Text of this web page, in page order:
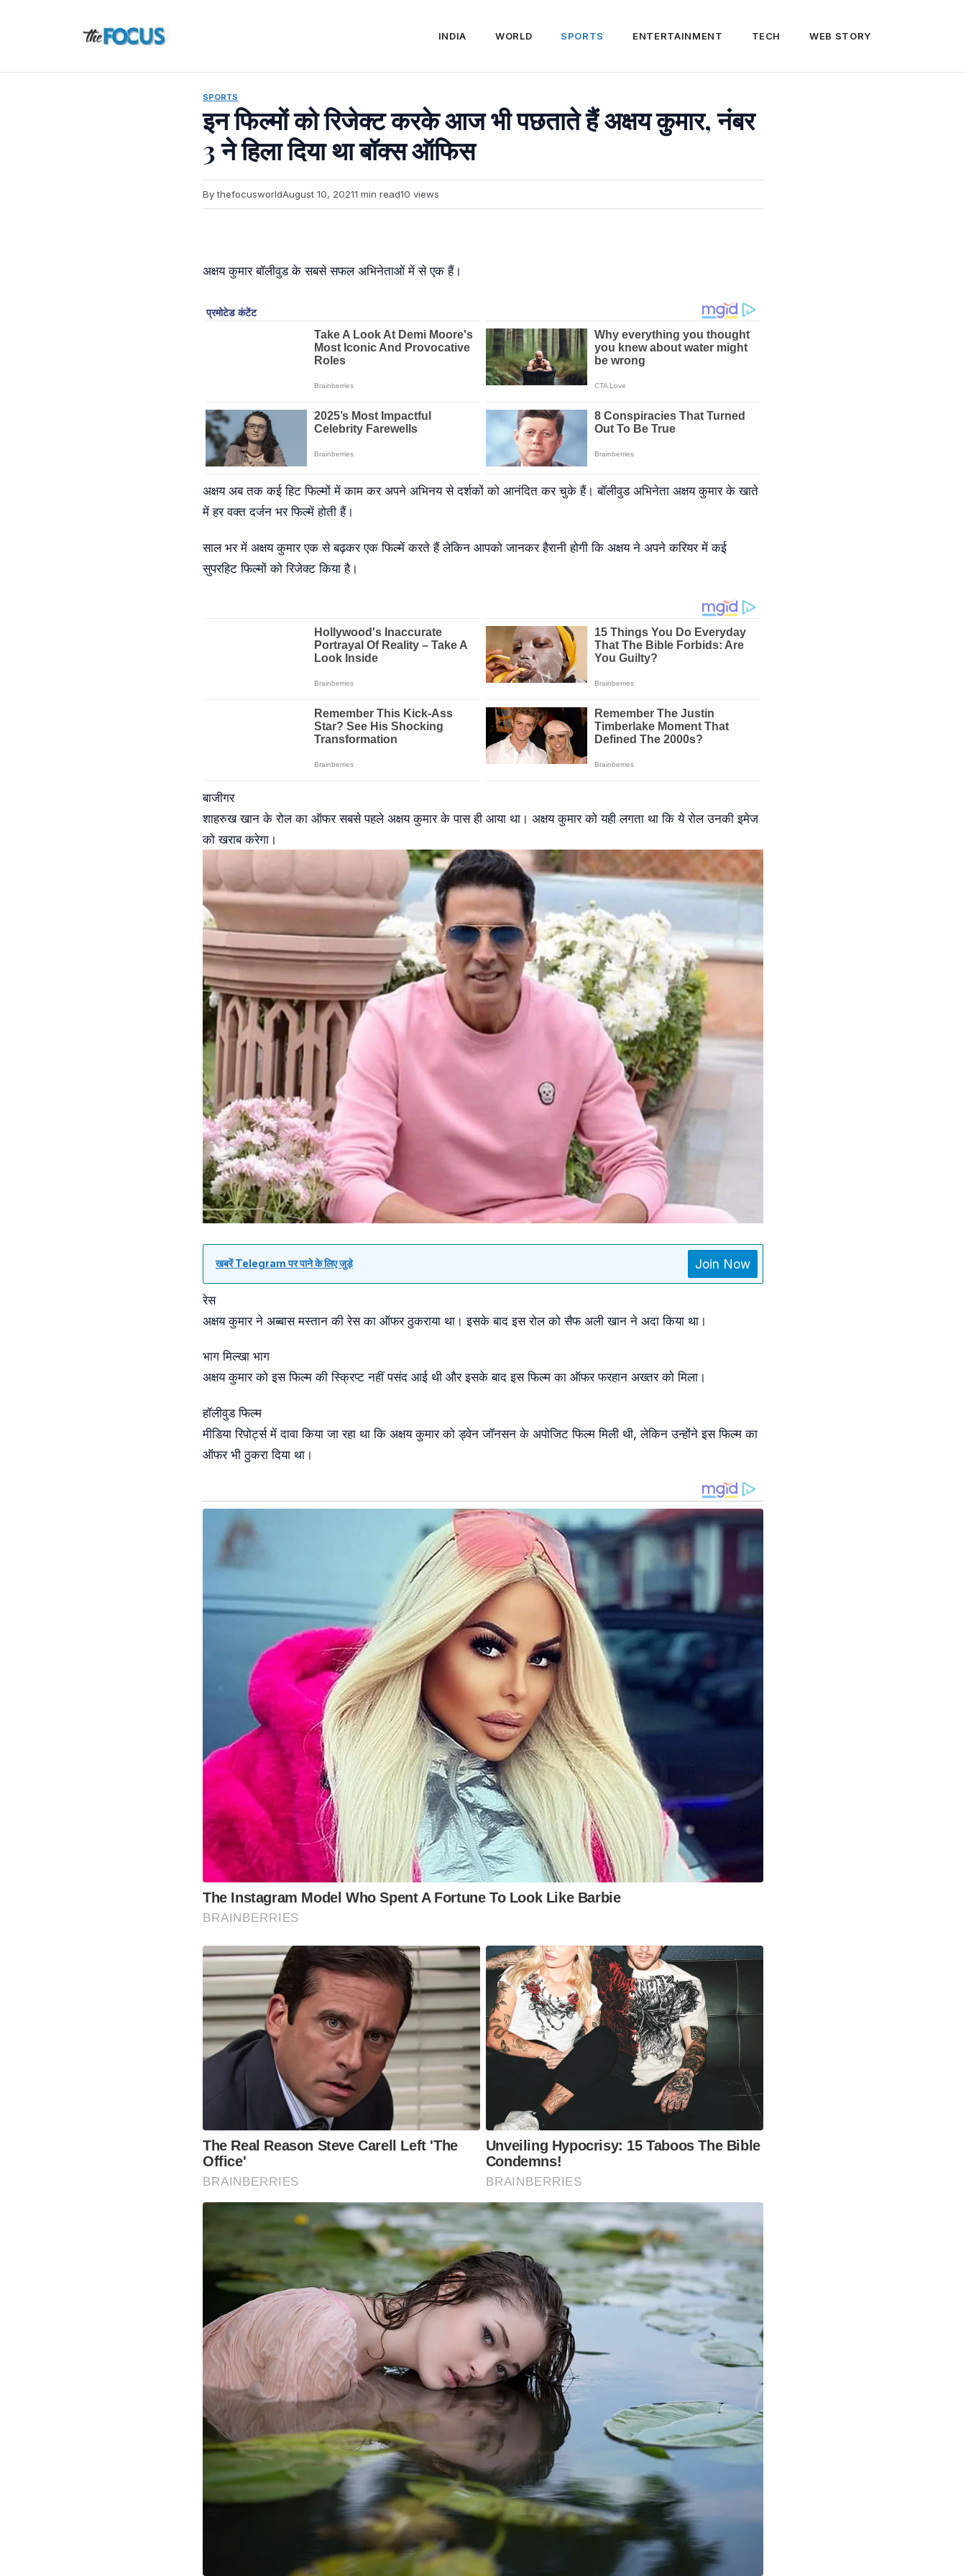
INDIA WORLD SPORTS ENTERTAINMENT TECH WEB STORY
SPORTS
इन फिल्मों को रिजेक्ट करके आज भी पछताते हैं अक्षय कुमार, नंबर
3 ने हिला दिया था बॉक्स ऑफिस
By thefocusworldAugust 10, 20211 min read10 views
अक्षय कुमार बॉलीवुड के सबसे सफल अभिनेताओं में से एक हैं।
अक्षय अब तक कई हिट फिल्मों में काम कर अपने अभिनय से दर्शकों को आनंदित कर चुके हैं। बॉलीवुड अभिनेता अक्षय कुमार के खाते
में हर वक्त दर्जन भर फिल्में होती हैं।
साल भर में अक्षय कुमार एक से बढ़कर एक फिल्में करते हैं लेकिन आपको जानकर हैरानी होगी कि अक्षय ने अपने करियर में कई
सुपरहिट फिल्मों को रिजेक्ट किया है।
बाजीगर
शाहरुख खान के रोल का ऑफर सबसे पहले अक्षय कुमार के पास ही आया था। अक्षय कुमार को यही लगता था कि ये रोल उनकी इमेज
को खराब करेगा।
खबरें Telegram पर पाने के लिए जुड़े Join Now
रेस
अक्षय कुमार ने अब्बास मस्तान की रेस का ऑफर ठुकराया था। इसके बाद इस रोल को सैफ अली खान ने अदा किया था।
भाग मिल्खा भाग
अक्षय कुमार को इस फिल्म की स्क्रिप्ट नहीं पसंद आई थी और इसके बाद इस फिल्म का ऑफर फरहान अख्तर को मिला।
हॉलीवुड फिल्म
मीडिया रिपोर्ट्स में दावा किया जा रहा था कि अक्षय कुमार को ड्वेन जॉनसन के अपोजिट फिल्म मिली थी, लेकिन उन्होंने इस फिल्म का
ऑफर भी ठुकरा दिया था।